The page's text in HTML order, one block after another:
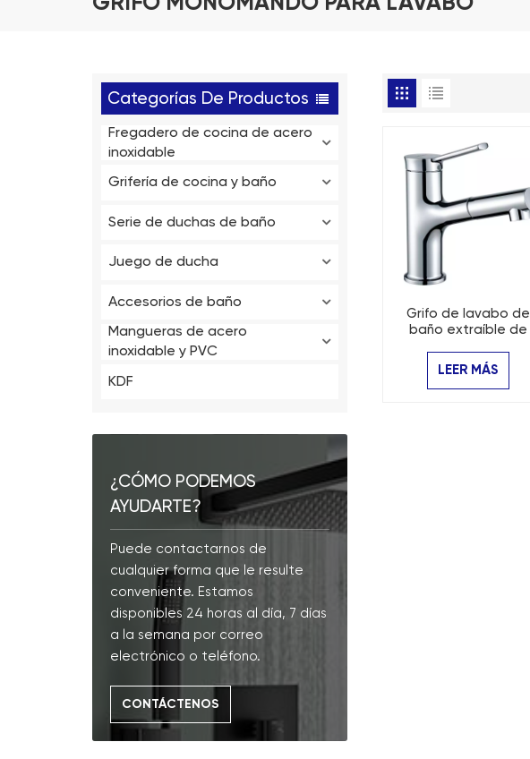
Categorías De Productos
Fregadero de cocina de acero
inoxidable
Grifería de cocina y baño
Serie de duchas de baño
Juego de ducha
Accesorios de baño
Mangueras de acero
inoxidable y PVC
KDF
¿CÓMO PODEMOS
AYUDARTE?
Puede contactarnos de
cualquier forma que le resulte
conveniente. Estamos
disponibles 24 horas al día, 7 días
a la semana por correo
electrónico o teléfono.
CONTÁCTENOS
Grifo de lavabo de
baño extraíble de
LEER MÁS